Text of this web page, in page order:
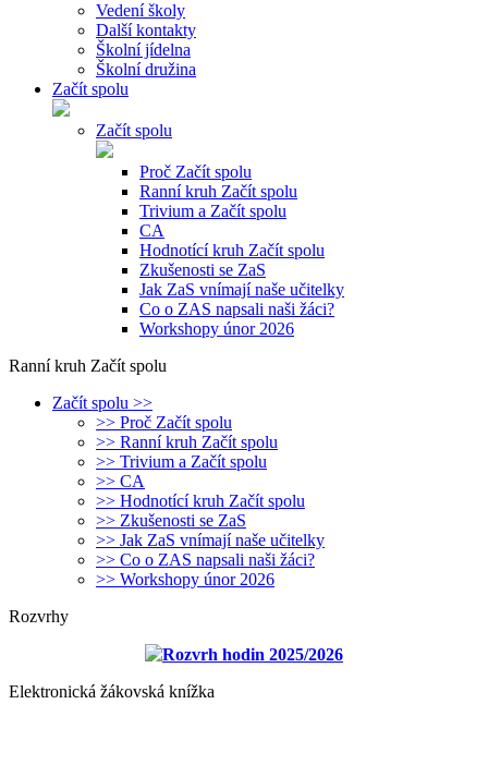
Vedení školy
Další kontakty
Školní jídelna
Školní družina
Začít spolu
Začít spolu
Proč Začít spolu
Ranní kruh Začít spolu
Trivium a Začít spolu
CA
Hodnotící kruh Začít spolu
Zkušenosti se ZaS
Jak ZaS vnímají naše učitelky
Co o ZAS napsali naši žáci?
Workshopy únor 2026
Ranní kruh Začít spolu
Začít spolu >>
>> Proč Začít spolu
>> Ranní kruh Začít spolu
>> Trivium a Začít spolu
>> CA
>> Hodnotící kruh Začít spolu
>> Zkušenosti se ZaS
>> Jak ZaS vnímají naše učitelky
>> Co o ZAS napsali naši žáci?
>> Workshopy únor 2026
Rozvrhy
Rozvrh hodin 2025/2026
Elektronická žákovská knížka